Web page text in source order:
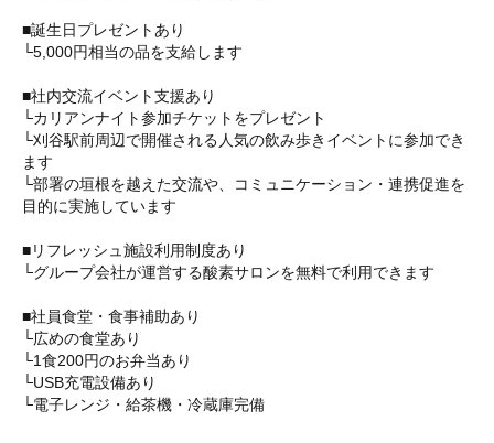
■誕生日プレゼントあり
└5,000円相当の品を支給します
■社内交流イベント支援あり
└カリアンナイト参加チケットをプレゼント
└刈谷駅前周辺で開催される人気の飲み歩きイベントに参加でき
ます
└部署の垣根を越えた交流や、コミュニケーション・連携促進を
目的に実施しています
■リフレッシュ施設利用制度あり
└グループ会社が運営する酸素サロンを無料で利用できます
■社員食堂・食事補助あり
└広めの食堂あり
└1食200円のお弁当あり
└USB充電設備あり
└電子レンジ・給茶機・冷蔵庫完備